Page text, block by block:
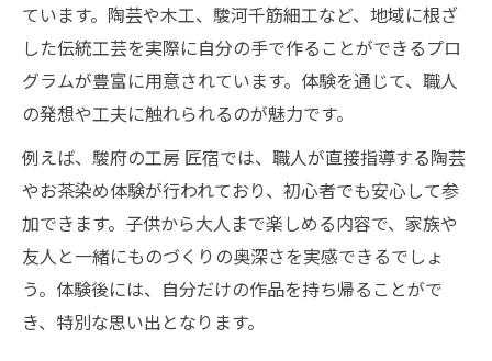
ています。陶芸や木工、駿河千筋細工など、地域に根ざ
した伝統工芸を実際に自分の手で作ることができるプロ
グラムが豊富に用意されています。体験を通じて、職人
の発想や工夫に触れられるのが魅力です。
例えば、駿府の工房 匠宿では、職人が直接指導する陶芸
やお茶染め体験が行われており、初心者でも安心して参
加できます。子供から大人まで楽しめる内容で、家族や
友人と一緒にものづくりの奥深さを実感できるでしょ
う。体験後には、自分だけの作品を持ち帰ることがで
き、特別な思い出となります。